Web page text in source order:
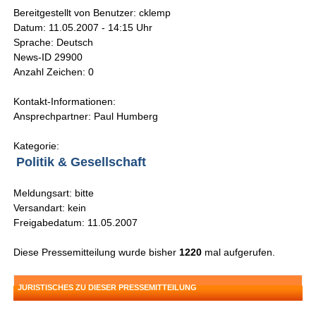
Bereitgestellt von Benutzer: cklemp
Datum: 11.05.2007 - 14:15 Uhr
Sprache: Deutsch
News-ID 29900
Anzahl Zeichen: 0
Kontakt-Informationen:
Ansprechpartner: Paul Humberg
Kategorie:
Politik & Gesellschaft
Meldungsart: bitte
Versandart: kein
Freigabedatum: 11.05.2007
Diese Pressemitteilung wurde bisher 1220 mal aufgerufen.
JURISTISCHES ZU DIESER PRESSEMITTEILUNG